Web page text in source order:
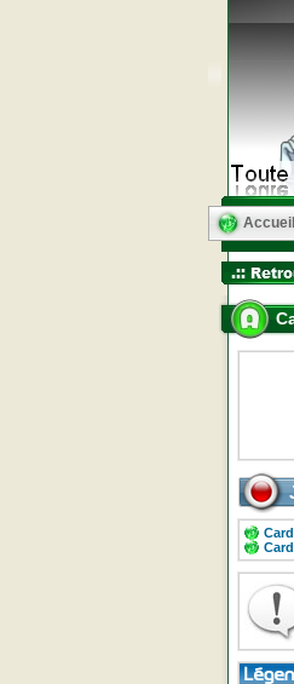
Accueil